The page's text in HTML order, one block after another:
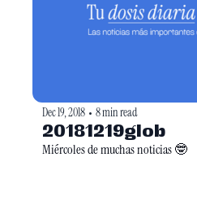
Dec 19, 2018 • 8 min read
20181219glob
Miércoles de muchas noticias 🤓